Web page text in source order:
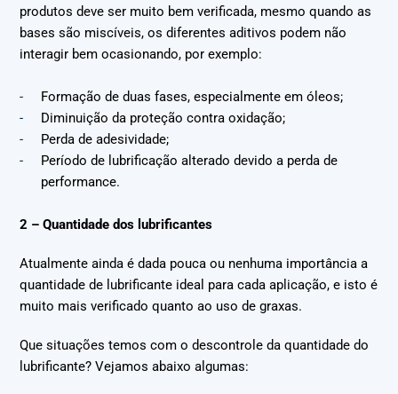
produtos deve ser muito bem verificada, mesmo quando as
bases são miscíveis, os diferentes aditivos podem não
interagir bem ocasionando, por exemplo:
Formação de duas fases, especialmente em óleos;
Diminuição da proteção contra oxidação;
Perda de adesividade;
Período de lubrificação alterado devido a perda de
performance.
2 – Quantidade dos lubrificantes
Atualmente ainda é dada pouca ou nenhuma importância a
quantidade de lubrificante ideal para cada aplicação, e isto é
muito mais verificado quanto ao uso de graxas.
Que situações temos com o descontrole da quantidade do
lubrificante? Vejamos abaixo algumas: